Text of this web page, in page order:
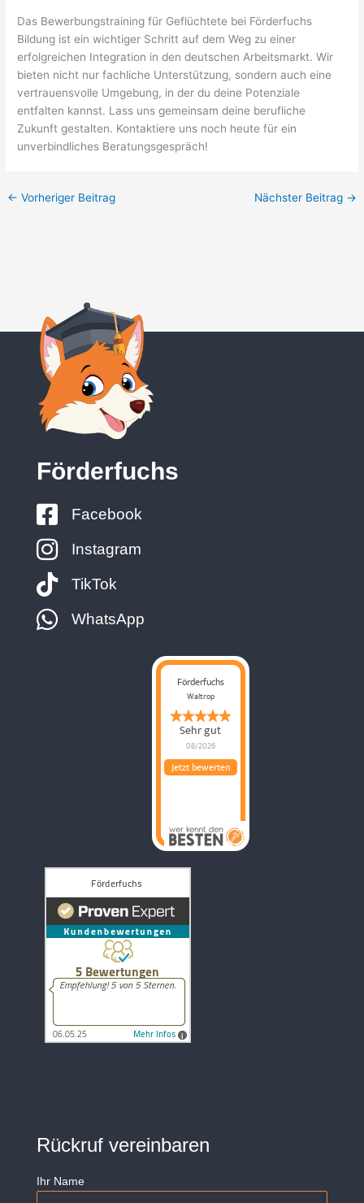
Das Bewerbungstraining für Geflüchtete bei Förderfuchs
Bildung ist ein wichtiger Schritt auf dem Weg zu einer
erfolgreichen Integration in den deutschen Arbeitsmarkt. Wir
bieten nicht nur fachliche Unterstützung, sondern auch eine
vertrauensvolle Umgebung, in der du deine Potenziale
entfalten kannst. Lass uns gemeinsam deine berufliche
Zukunft gestalten. Kontaktiere uns noch heute für ein
unverbindliches Beratungsgespräch!
← Vorheriger Beitrag Nächster Beitrag →
Förderfuchs
Facebook
Instagram
TikTok
WhatsApp
Förderfuchs
Waltrop
Sehr gut
08/2026
Jetzt bewerten
Rückruf vereinbaren
Ihr Name